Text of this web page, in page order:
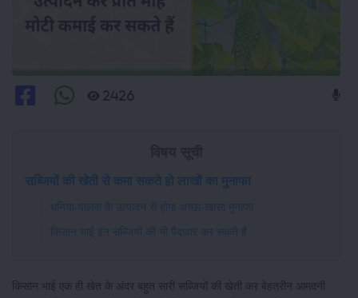
2426
सब्जियों की खेती से कमा सकते हो लाखों का मुनाफा
धनिया-पालक के उत्पादन से होगा अच्छा-खासा मुनाफा
किसान भाई इन सब्जियों की भी पैदावार कर सकते हैं
किसान भाई एक ही खेत के अंदर बहुत सारी सब्जियों की खेती कर बेहतरीन आमदनी